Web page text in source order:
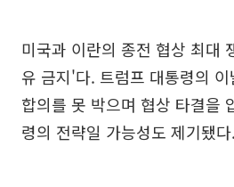
미국과 이란의 종전 협상 최대
유 금지'다. 트럼프 대통령의
합의를 못 박으며 협상 타결을
령의 전략일 가능성도 제기됐다.